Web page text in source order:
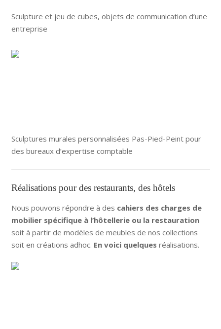
Sculpture et jeu de cubes, objets de communication d’une
entreprise
Sculptures murales personnalisées Pas-Pied-Peint pour
des bureaux d’expertise comptable
Réalisations pour des restaurants, des hôtels
Nous pouvons répondre à des cahiers des charges de
mobilier spécifique à l’hôtellerie ou la restauration
soit à partir de modèles de meubles de nos collections
soit en créations adhoc. En voici quelques réalisations.